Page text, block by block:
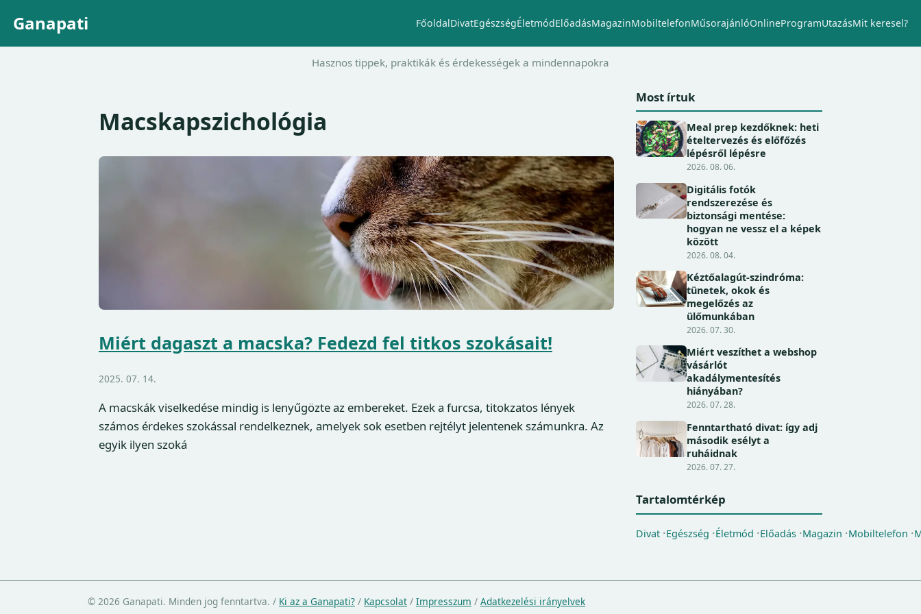
Ganapati FőoldalDivatEgészségÉletmódElőadásMagazinMobiltelefonMűsorajánlóOnlineProgramUtazásMit keresel?
Hasznos tippek, praktikák és érdekességek a mindennapokra
Macskapszichológia
Miért dagaszt a macska? Fedezd fel titkos szokásait!
2025. 07. 14.
A macskák viselkedése mindig is lenyűgözte az embereket. Ezek a furcsa, titokzatos lények
számos érdekes szokással rendelkeznek, amelyek sok esetben rejtélyt jelentenek számunkra. Az
egyik ilyen szoká
Most írtuk
Meal prep kezdőknek: heti
ételtervezés és előfőzés
lépésről lépésre
2026. 08. 06.
Digitális fotók
rendszerezése és
biztonsági mentése:
hogyan ne vessz el a képek
között
2026. 08. 04.
Kéztőalagút-szindróma:
tünetek, okok és
megelőzés az
ülőmunkában
2026. 07. 30.
Miért veszíthet a webshop
vásárlót
akadálymentesítés
hiányában?
2026. 07. 28.
Fenntartható divat: így adj
második esélyt a
ruháidnak
2026. 07. 27.
Tartalomtérkép
Divat Egészség Életmód Előadás Magazin Mobiltelefon
© 2026 Ganapati. Minden jog fenntartva. / Ki az a Ganapati? / Kapcsolat / Impresszum / Adatkezelési irányelvek